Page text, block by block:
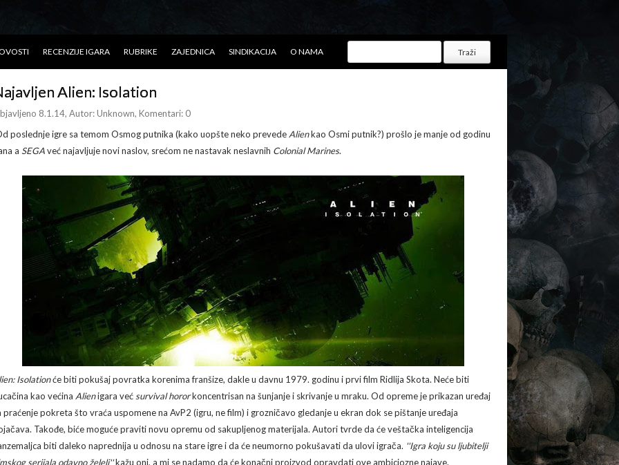
RECENZIJE IGARA RUBRIKE ZAJEDNICA SINDIKACIJA O NAMA
Alien: Isolation
8.1.14, Autor:Unknown, Komentari: 0
poslednje igre sa temom Osmog putnika (kako uopšte neko prevede Alienkao Osmi putnik?) prošlo je manje od godinu
a SEGAveć najavljuje novi naslov, srećom ne nastavak neslavnih Colonial Marines.
Isolationće biti pokušaj povratka korenima franšize, dakle u davnu 1979. godinu i prvi film Ridlija Skota. Neće biti
kao većina Alienigara već survival hororkoncentrisan na šunjanje i skrivanje u mraku. Od opreme je prikazan uređaj
praćenje pokreta što vraća uspomene na AvP2 (igru, ne film) i grozničavo gledanje u ekran dok se pištanje uređaja
Takođe, biće moguće praviti novu opremu od sakupljenog materijala. Autori tvrde da će veštačka inteligencija
biti daleko naprednija u odnosu na stare igre i da će neumorno pokušavati da ulovi igrača. ''Igra koju su ljubitelji
serijala odavno želeli''kažu oni, a mi se nadamo da će konačni proizvod opravdati ove ambiciozne najave.